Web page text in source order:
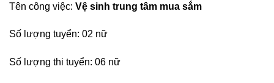
Tên công việc: Vệ sinh trung tâm mua sắm
Số lượng tuyển: 02 nữ
Số lượng thi tuyển: 06 nữ